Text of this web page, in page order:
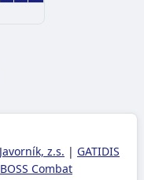
z.s. | GATIDIS
BOSS Combat